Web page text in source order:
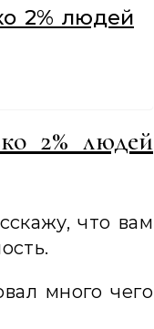
2% людей
2% людей
что вам
много чего